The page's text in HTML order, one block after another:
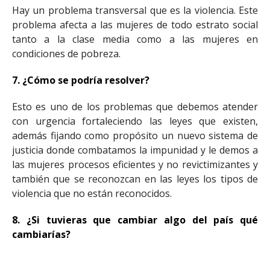
Hay un problema transversal que es la violencia. Este
problema afecta a las mujeres de todo estrato social
tanto a la clase media como a las mujeres en
condiciones de pobreza.
7. ¿Cómo se podría resolver?
Esto es uno de los problemas que debemos atender
con urgencia fortaleciendo las leyes que existen,
además fijando como propósito un nuevo sistema de
justicia donde combatamos la impunidad y le demos a
las mujeres procesos eficientes y no revictimizantes y
también que se reconozcan en las leyes los tipos de
violencia que no están reconocidos.
8. ¿Si tuvieras que cambiar algo del país qué
cambiarías?